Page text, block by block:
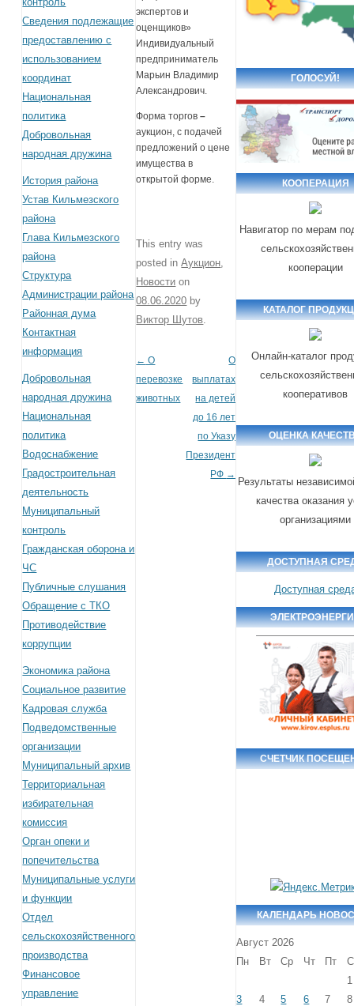
Сведения подлежащие
предоставлению с
использованием
координат
Национальная
политика
Добровольная
народная дружина
История района
Устав Кильмезского
района
Глава Кильмезского
района
Структура
Администрации района
Районная дума
Контактная
информация
Добровольная
народная дружина
Национальная
политика
Водоснабжение
Градостроительная
деятельность
Муниципальный
контроль
Гражданская оборона и
ЧС
Публичные слушания
Обращение с ТКО
Противодействие
коррупции
Экономика района
Социальное развитие
Кадровая служба
Подведомственные
организации
Муниципальный архив
Территориальная
избирательная
комиссия
Орган опеки и
попечительства
Муниципальные услуги
и функции
Отдел
сельскохозяйственного
производства
Финансовое
управление
экспертов и
оценщиков»
Индивидуальный
предприниматель
Марьин Владимир
Александрович.
Форма торгов –
аукцион, с подачей
предложений о цене
имущества в
открытой форме.
This entry was
posted inАукцион
Новости on
08.06.2020 by
Виктор Шутов
Post navigation
← О
перевозке
животных
О
выплатах
на детей
до 16 лет
по Указу
Президента
РФ →
ГОЛОСУЙ!
КООПЕРАЦИЯ
Навигатор по мерам
кооперации
КАТАЛОГ
Онлайн-каталог
кооперативов
ОЦЕНКА
Результаты
качества оказания
организациями
ДОСТУПНАЯ
Доступная
СЧЕТЧИК
КАЛЕНДАРЬ
Август 2026
Пн
Вт Ср Чт Пт
1
3
4 5 6 7
8